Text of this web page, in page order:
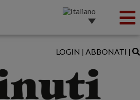
LOGIN | ABBONATI |